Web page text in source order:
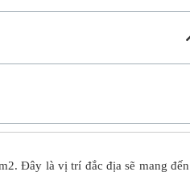
Đây là vị trí đắc địa sẽ mang đến